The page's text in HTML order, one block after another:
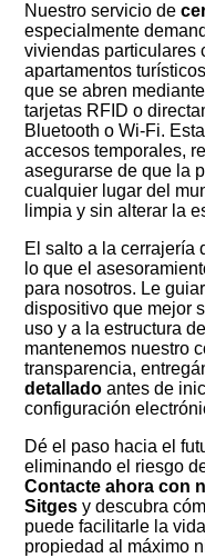
Nuestro servicio de
especialmente
viviendas particulares
apartamentos
que se abren
tarjetas RFID o
Bluetooth o Wi-Fi.
accesos temporales,
asegurarse de que la
cualquier lugar del
limpia y sin alterar la
El salto a la cerrajería
lo que el
para nosotros. Le
dispositivo que mejor
uso y a la estructura
mantenemos nuestro
transparencia,
detallado antes de
configuración
Dé el paso hacia el
eliminando el riesgo
Contacte ahora con
Sitges y descubra
puede facilitarle la
propiedad al máximo